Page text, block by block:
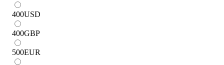
400USD
400GBP
500EUR